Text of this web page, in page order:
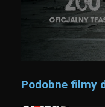
Podobne filmy